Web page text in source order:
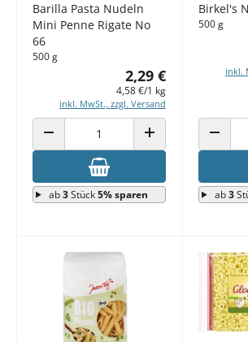
Barilla Pasta Nudeln
Mini Penne Rigate No
66
500 g
2,29 €
4,58 €/1 kg
inkl. MwSt., zzgl. Versand
ANZAHL VERRINGERN ANZAHL ERHÖHEN
ab3Stück5% sparen
Birkel's
500 g
inkl.
ab3